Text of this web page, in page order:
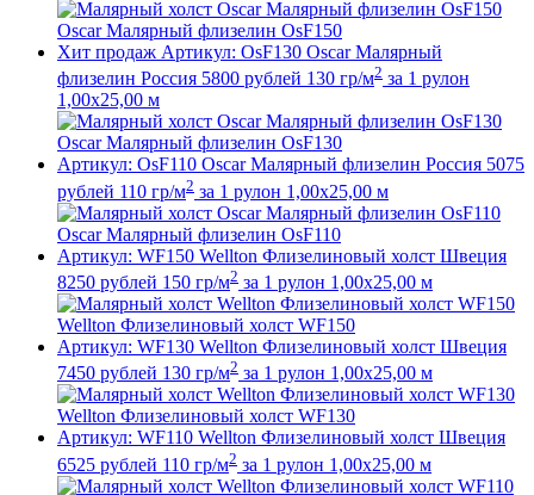
Oscar Малярный флизелин OsF150
Хит продаж Артикул: OsF130 Oscar Малярный
флизелин Россия 5800 рублей 130 гр/м2 за 1 рулон
1,00x25,00 м
Oscar Малярный флизелин OsF130
Артикул: OsF110 Oscar Малярный флизелин Россия 5075
рублей 110 гр/м2 за 1 рулон 1,00x25,00 м
Oscar Малярный флизелин OsF110
Артикул: WF150 Wellton Флизелиновый холст Швеция
8250 рублей 150 гр/м2 за 1 рулон 1,00x25,00 м
Wellton Флизелиновый холст WF150
Артикул: WF130 Wellton Флизелиновый холст Швеция
7450 рублей 130 гр/м2 за 1 рулон 1,00x25,00 м
Wellton Флизелиновый холст WF130
Артикул: WF110 Wellton Флизелиновый холст Швеция
6525 рублей 110 гр/м2 за 1 рулон 1,00x25,00 м